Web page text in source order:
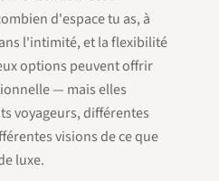
d'espace tu as, à
l'intimité, et la flexibilité
options peuvent offrir
— mais elles
voyageurs, différentes
visions de ce que
luxe.